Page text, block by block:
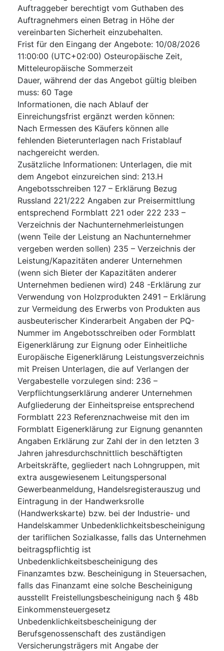
Auftraggeber berechtigt vom Guthaben des
Auftragnehmers einen Betrag in Höhe der
vereinbarten Sicherheit einzubehalten.
Frist für den Eingang der Angebote: 10/08/2026
11:00:00 (UTC+02:00) Osteuropäische Zeit,
Mitteleuropäische Sommerzeit
Dauer, während der das Angebot gültig bleiben
muss: 60 Tage
Informationen, die nach Ablauf der
Einreichungsfrist ergänzt werden können:
Nach Ermessen des Käufers können alle
fehlenden Bieterunterlagen nach Fristablauf
nachgereicht werden.
Zusätzliche Informationen: Unterlagen, die mit
dem Angebot einzureichen sind: 213.H
Angebotsschreiben 127 – Erklärung Bezug
Russland 221/222 Angaben zur Preisermittlung
entsprechend Formblatt 221 oder 222 233 –
Verzeichnis der Nachunternehmerleistungen
(wenn Teile der Leistung an Nachunternehmer
vergeben werden sollen) 235 – Verzeichnis der
Leistung/Kapazitäten anderer Unternehmen
(wenn sich Bieter der Kapazitäten anderer
Unternehmen bedienen wird) 248 -Erklärung zur
Verwendung von Holzprodukten 2491 – Erklärung
zur Vermeidung des Erwerbs von Produkten aus
ausbeuterischer Kinderarbeit Angaben der PQ-
Nummer im Angebotsschreiben oder Formblatt
Eigenerklärung zur Eignung oder Einheitliche
Europäische Eigenerklärung Leistungsverzeichnis
mit Preisen Unterlagen, die auf Verlangen der
Vergabestelle vorzulegen sind: 236 –
Verpflichtungserklärung anderer Unternehmen
Aufgliederung der Einheitspreise entsprechend
Formblatt 223 Referenznachweise mit den im
Formblatt Eigenerklärung zur Eignung genannten
Angaben Erklärung zur Zahl der in den letzten 3
Jahren jahresdurchschnittlich beschäftigten
Arbeitskräfte, gegliedert nach Lohngruppen, mit
extra ausgewiesenem Leitungspersonal
Gewerbeanmeldung, Handelsregisterauszug und
Eintragung in der Handwerksrolle
(Handwerkskarte) bzw. bei der Industrie- und
Handelskammer Unbedenklichkeitsbescheinigung
der tariflichen Sozialkasse, falls das Unternehmen
beitragspflichtig ist
Unbedenklichkeitsbescheinigung des
Finanzamtes bzw. Bescheinigung in Steuersachen,
falls das Finanzamt eine solche Bescheinigung
ausstellt Freistellungsbescheinigung nach § 48b
Einkommensteuergesetz
Unbedenklichkeitsbescheinigung der
Berufsgenossenschaft des zuständigen
Versicherungsträgers mit Angabe der